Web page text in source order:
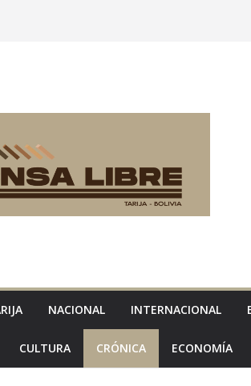
NACIONAL INTERNACIONAL
CULTURA CRÓNICA ECONOMÍA